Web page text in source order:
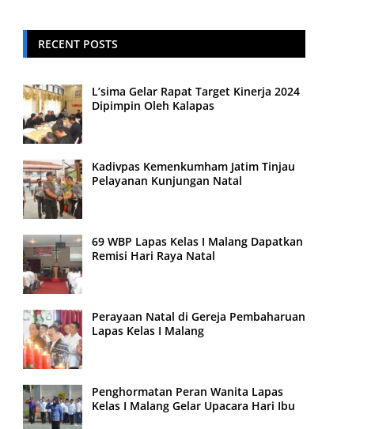
RECENT POSTS
L’sima Gelar Rapat Target Kinerja 2024
Dipimpin Oleh Kalapas
Kadivpas Kemenkumham Jatim Tinjau
Pelayanan Kunjungan Natal
69 WBP Lapas Kelas I Malang Dapatkan
Remisi Hari Raya Natal
Perayaan Natal di Gereja Pembaharuan
Lapas Kelas I Malang
Penghormatan Peran Wanita Lapas
Kelas I Malang Gelar Upacara Hari Ibu